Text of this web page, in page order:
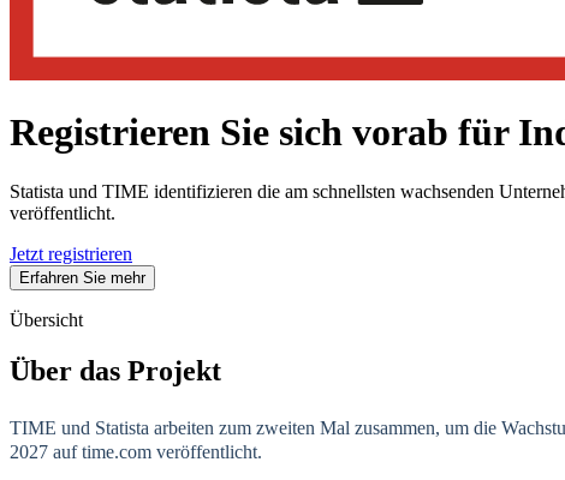
Registrieren Sie sich vorab für
Statista und TIME identifizieren die am schnellsten wachsenden
veröffentlicht.
Jetzt registrieren
Erfahren Sie mehr
Übersicht
Über das Projekt
TIME und Statista arbeiten zum zweiten Mal zusammen, um die
2027 auf time.com veröffentlicht.